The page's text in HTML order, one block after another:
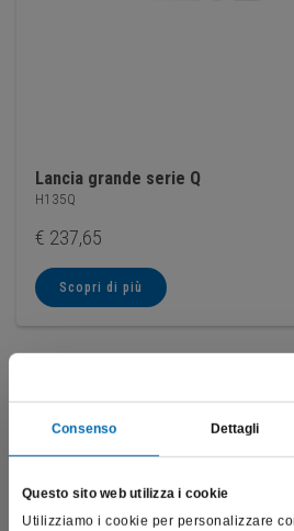
Consenso Dettagli
Questo sito web utilizza i cookie
Utilizziamo i cookie per personalizzare
Lancia grande serie Q
H135Q
€ 237,65
Scopri di più